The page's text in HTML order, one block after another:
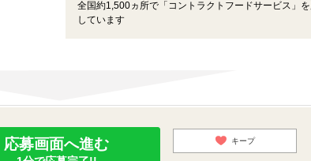
全国約1,500ヵ所で「コントラクトフードサービス」
しています
応募画面へ進む キープ